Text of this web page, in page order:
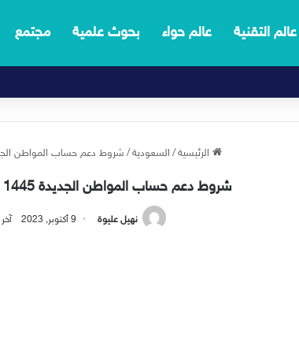
عالم التقنية عالم حواء بحوث علمية مجتمع
الرئيسية/ السعودية/ شروط دعم حساب المواطن الجديدة 1445 والحد الأقصى للحد المانع
شروط دعم حساب المواطن الجديدة 1445 والحد الأقصى للحد المانع بعد تعديله
نهيل عليوة 9 أكتوبر, 2023 آخر